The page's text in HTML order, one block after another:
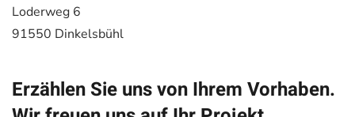
Loderweg 6
91550 Dinkelsbühl
Erzählen Sie uns von Ihrem Vorhaben.